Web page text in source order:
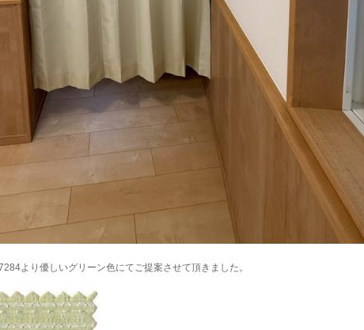
より優しいグリーン色にてご提案させて頂きました。